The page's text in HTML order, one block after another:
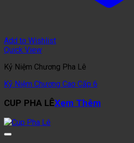
Add to Wishlist
Quick View
Kỷ Niệm Chương Pha Lê
Kỷ Niệm Chương Cao Cấp 6
CUP PHA LÊXem Thêm